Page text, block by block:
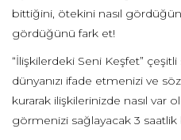
bittiğini, ötekini nasıl
gördüğünü fark et!
“İlişkilerdeki Seni Keşfet”
dünyanızı ifade etmenizi ve
kurarak ilişkilerinizde nasıl var
görmenizi sağlayacak 3 saatlik